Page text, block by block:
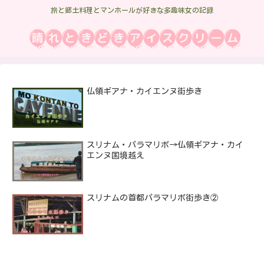
旅と郷土料理とマンホールが好きな多趣味女の記録
仏領ギアナ・カイエンヌ街歩き
スリナム・パラマリボ→仏領ギアナ・カイ
エンヌ国境越え
スリナムの首都パラマリボ街歩き②